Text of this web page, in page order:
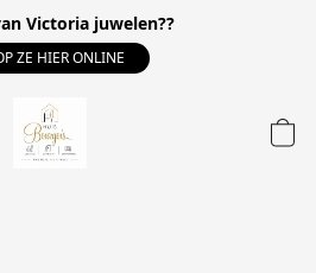
Victoria juwelen??
ZE HIER ONLINE